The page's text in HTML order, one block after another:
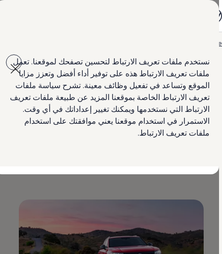
نستخدم ملفات تعريف الارتباط لتحسين تصفحك لموقعنا. تعمل
ملفات تعريف الارتباط هذه على توفير أداء أفضل وتعزز مزايا
الموقع وتساعد في تفعيل وظائف معينة. تشرح سياسة ملفات
تعريف الارتباط الخاصة بموقعنا المزيد عن طبيعة ملفات تعريف
الارتباط التي نستخدمها ويمكنك تغيير إعداداتك في أي وقت.
الاستمرار في استخدام موقعنا يعني موافقتك على استخدام
ملفات تعريف الارتباط.
main
content
footer
تي روك
تيغوان
تيرامونت
طوارق
أماروك
كادي كارغو
العروض
السيارات المستعملة
لمالكي وأصحاب السيارة
ابحث عن وكيل Volkswagen
عروض علىطوارق
0% ارباح او بقسط 345 د ك